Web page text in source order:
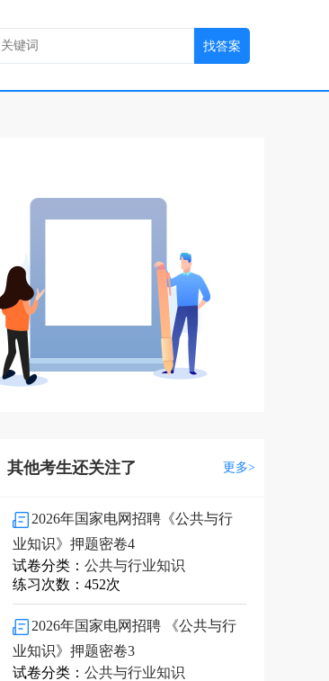
其他考生还关注了 更多>
2026年国家电网招聘《公共与行
业知识》押题密卷4
试卷分类： 公共与行业知识
练习次数：452次
2026年国家电网招聘 《公共与行
业知识》押题密卷3
试卷分类： 公共与行业知识